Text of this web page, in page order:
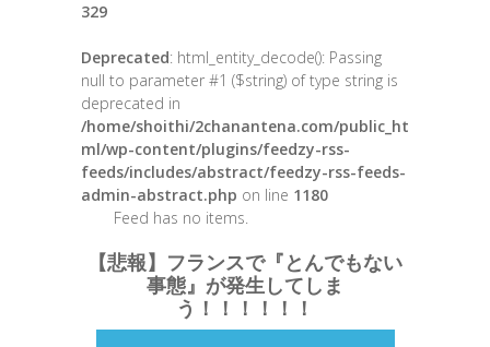
329
Deprecated: html_entity_decode(): Passing
null to parameter #1 ($string) of type string is
deprecated in
/home/shoithi/2chanantena.com/public_ht
ml/wp-content/plugins/feedzy-rss-
feeds/includes/abstract/feedzy-rss-feeds-
admin-abstract.php on line 1180
Feed has no items.
【悲報】フランスで『とんでもない
事態』が発生してしま
う！！！！！！